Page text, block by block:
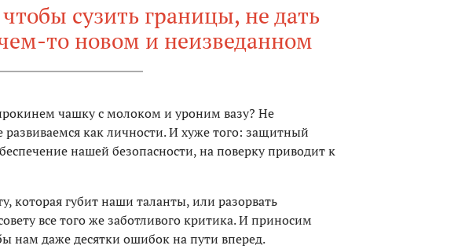
сузить границы, не дать
то новом и неизведанном
чашку с молоком и уроним вазу? Не
как личности. И хуже того: защитный
нашей безопасности, на поверку приводит к
которая губит наши таланты, или разорвать
все того же заботливого критика. И приносим
нам даже десятки ошибок на пути вперед.